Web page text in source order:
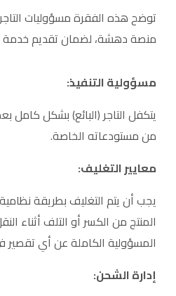
توضح هذه الفقرة مسؤوليات
منصة دهشة، لضمان تقديم خدمة
مسؤولية التنفيذ:
يتكفل التاجر (البائع) بشكل كامل
من مستودعاته الخاصة.
معايير التغليف:
يجب أن يتم التغليف بطريقة
المنتج من الكسر أو التلف أثناء
المسؤولية الكاملة عن أي تقصير
إدارة الشحن: